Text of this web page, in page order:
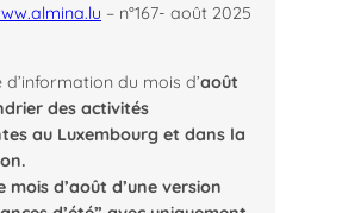
– n°167- août 2025
du mois d’août
des activités
au Luxembourg et dans la
mois d’août d’une version